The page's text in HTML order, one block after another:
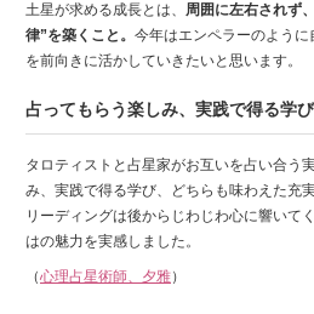
土星が求める成長とは、 周囲に左右されず
律”を築くこと。 今年はエンペラーのよう
を前向きに活かしていきたいと思います。
占ってもらう楽しみ、実践で得る学
タロティストと占星家がお互いを占い合う
み、実践で得る学び、どちらも味わえた充
リーディングは後からじわじわ心に響いて
はの魅力を実感しました。
（心理占星術師、夕雅）